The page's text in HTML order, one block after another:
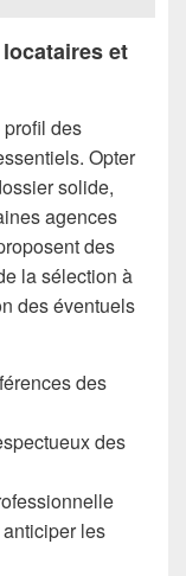
et
des
Opter
solide,
agences
des
la sélection à
des éventuels
des
des
les